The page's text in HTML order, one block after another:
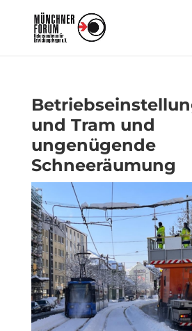
und Tram und
ungenügende
Schneeräumung